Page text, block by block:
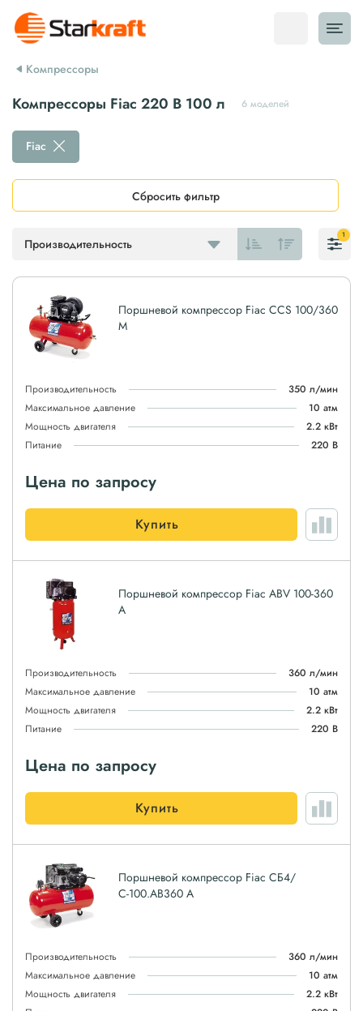
Компрессоры
Компрессоры Fiac 220 В 100 л 6 моделей
Производительность
Fiac
Сбросить фильтр
1
Поршневой компрессор Fiac CCS 100/360
M
Производительность
350 л/мин
Максимальное давление
10 атм
Мощность двигателя
2.2 кВт
Питание
220 В
Цена по запросу
Купить
Поршневой компрессор Fiac ABV 100-360
A
Производительность
360 л/мин
Максимальное давление
10 атм
Мощность двигателя
2.2 кВт
Питание
220 В
Цена по запросу
Купить
Поршневой компрессор Fiac СБ4/
С-100.AB360 А
Производительность
360 л/мин
Максимальное давление
10 атм
Мощность двигателя
2.2 кВт